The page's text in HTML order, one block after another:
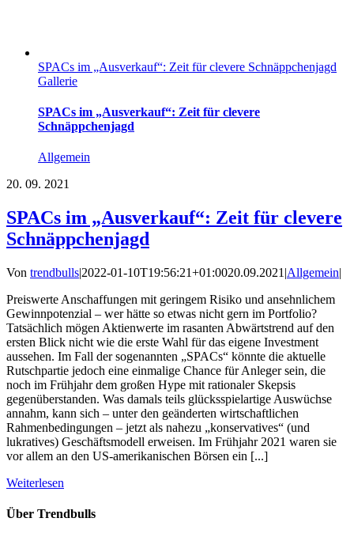
SPACs im „Ausverkauf“: Zeit für clevere Schnäppchenjagd
Gallerie
SPACs im „Ausverkauf“: Zeit für clevere
Schnäppchenjagd
Allgemein
20. 09. 2021
SPACs im „Ausverkauf“: Zeit für clevere
Schnäppchenjagd
Von trendbulls|2022-01-10T19:56:21+01:0020.09.2021 |Allgemein|
Preiswerte Anschaffungen mit geringem Risiko und ansehnlichem
Gewinnpotenzial – wer hätte so etwas nicht gern im Portfolio?
Tatsächlich mögen Aktienwerte im rasanten Abwärtstrend auf den
ersten Blick nicht wie die erste Wahl für das eigene Investment
aussehen. Im Fall der sogenannten „SPACs“ könnte die aktuelle
Rutschpartie jedoch eine einmalige Chance für Anleger sein, die
noch im Frühjahr dem großen Hype mit rationaler Skepsis
gegenüberstanden. Was damals teils glücksspielartige Auswüchse
annahm, kann sich – unter den geänderten wirtschaftlichen
Rahmenbedingungen – jetzt als nahezu „konservatives“ (und
lukratives) Geschäftsmodell erweisen. Im Frühjahr 2021 waren sie
vor allem an den US-amerikanischen Börsen ein [...]
Weiterlesen
Über Trendbulls